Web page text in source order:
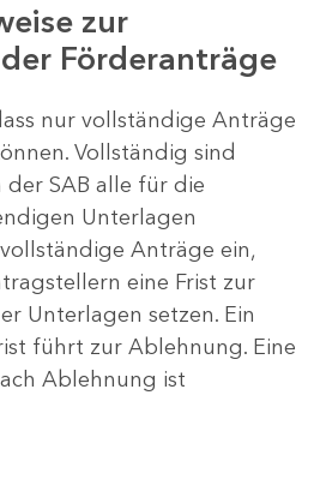
zur
Förderanträge
nur vollständige Anträge
Vollständig sind
SAB alle für die
Unterlagen
Anträge ein,
eine Frist zur
Unterlagen setzen. Ein
führt zur Ablehnung. Eine
Ablehnung ist